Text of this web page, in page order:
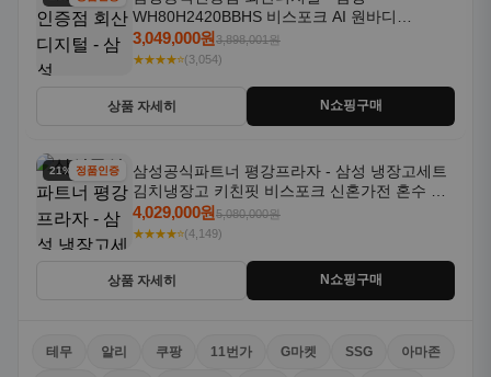
WH80H2420BBHS 비스포크 AI 원바디
24kg+20kg 세제자동투입 1등급
3,049,000원3,898,001원
★★★★⭐(3,054)
상품 자세히 N쇼핑구매
21% 할인정품인증
삼성공식파트너 평강프라자 - 삼성 냉장고세트
김치냉장고 키친핏 비스포크 신혼가전 혼수 입
주가전 빌트인 화이트
4,029,000원5,080,000원
★★★★⭐(4,149)
상품 자세히 N쇼핑구매
테무 알리 쿠팡 11번가 G마켓 SSG 아마존